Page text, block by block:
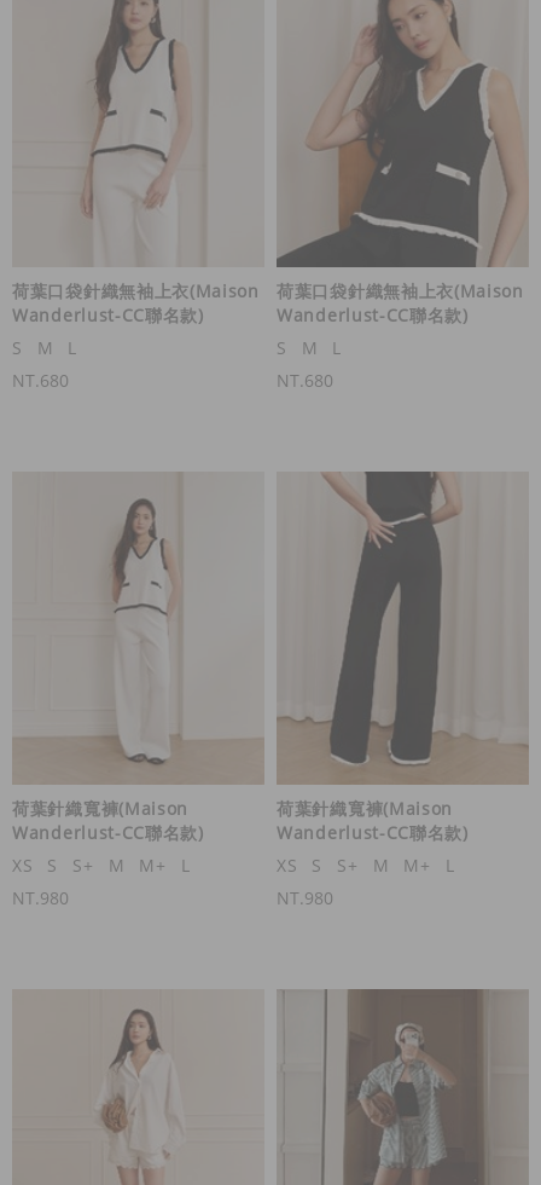
荷葉口袋針織無袖上衣(Maison
Wanderlust-CC聯名款)
S
M
L
NT.680
荷葉口袋針織無袖上衣(Maison
Wanderlust-CC聯名款)
S
M
L
NT.680
荷葉針織寬褲(Maison
Wanderlust-CC聯名款)
XS
S S+ M M+
L
NT.980
荷葉針織寬褲(Maison
Wanderlust-CC聯名款)
XS
S S+ M M+
L
NT.980